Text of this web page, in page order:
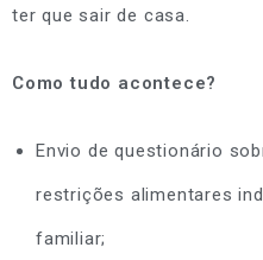
ter que sair de casa.
Como tudo acontece?
Envio de questionário
restrições alimentares
familiar;